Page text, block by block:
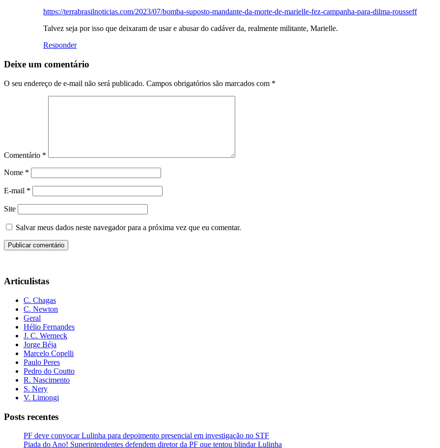
https://terrabrasilnoticias.com/2023/07/bomba-suposto-mandante-da-morte-de-marielle-fez-campanha-para-dilma-rousseff
Talvez seja por isso que deixaram de usar e abusar do cadáver da, realmente militante, Marielle.
Responder
Deixe um comentário
O seu endereço de e-mail não será publicado. Campos obrigatórios são marcados com *
Comentário *
Nome *
E-mail *
Site
Salvar meus dados neste navegador para a próxima vez que eu comentar.
Articulistas
C. Chagas
C. Newton
Geral
Hélio Fernandes
J. C. Werneck
Jorge Béja
Marcelo Copelli
Paulo Peres
Pedro do Coutto
R. Nascimento
S. Nery
V. Limongi
Posts recentes
PF deve convocar Lulinha para depoimento presencial em investigação no STF
Piada do Ano! Superintendentes defendem diretor da PF que tentou blindar Lulinha